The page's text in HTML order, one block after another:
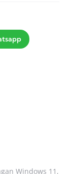
Windows 11,